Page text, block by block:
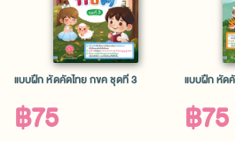
แบบฝึก หัดคัดไทย กขค ชุดที่ 3
฿75
แบบฝึก หัด
฿75